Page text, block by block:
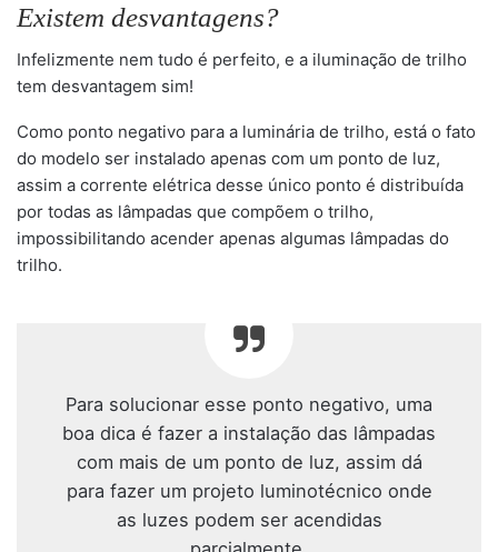
Existem desvantagens?
Infelizmente nem tudo é perfeito, e a iluminação de trilho
tem desvantagem sim!
Como ponto negativo para a luminária de trilho, está o fato
do modelo ser instalado apenas com um ponto de luz,
assim a corrente elétrica desse único ponto é distribuída
por todas as lâmpadas que compõem o trilho,
impossibilitando acender apenas algumas lâmpadas do
trilho.
Para solucionar esse ponto negativo, uma
boa dica é fazer a instalação das lâmpadas
com mais de um ponto de luz, assim dá
para fazer um projeto luminotécnico onde
as luzes podem ser acendidas